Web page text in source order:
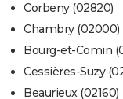
Corbeny (02820)
Chambry (02000)
Bourg-et-Comin
Cessières-Suzy
Beaurieux (02160)